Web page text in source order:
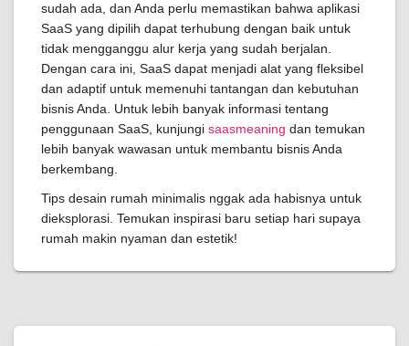
sudah ada, dan Anda perlu memastikan bahwa aplikasi
SaaS yang dipilih dapat terhubung dengan baik untuk
tidak mengganggu alur kerja yang sudah berjalan.
Dengan cara ini, SaaS dapat menjadi alat yang fleksibel
dan adaptif untuk memenuhi tantangan dan kebutuhan
bisnis Anda. Untuk lebih banyak informasi tentang
penggunaan SaaS, kunjungi saasmeaning dan temukan
lebih banyak wawasan untuk membantu bisnis Anda
berkembang.
Tips desain rumah minimalis nggak ada habisnya untuk
dieksplorasi. Temukan inspirasi baru setiap hari supaya
rumah makin nyaman dan estetik!